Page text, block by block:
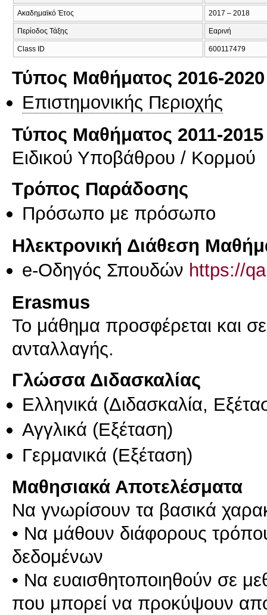
Ακαδημαϊκό Έτος 2017 – 2018
Περίοδος Τάξης Εαρινή
Class ID 600117479
Τύπος Μαθήματος 2016-2020
Επιστημονικής Περιοχής
Τύπος Μαθήματος 2011-2015
Ειδικού Υποβάθρου / Κορμού
Τρόπος Παράδοσης
Πρόσωπο με πρόσωπο
Ηλεκτρονική Διάθεση
e-Οδηγός Σπουδών https://
Erasmus
Το μάθημα προσφέρεται και
ανταλλαγής.
Γλώσσα Διδασκαλίας
Ελληνικά (Διδασκαλία,
Αγγλικά (Εξέταση)
Γερμανικά (Εξέταση)
Μαθησιακά Αποτελέσματα
Να γνωρίσουν τα βασικά
• Να μάθουν διάφορους
δεδομένων
• Να ευαισθητοποιηθούν σε
που μπορεί να προκύψουν